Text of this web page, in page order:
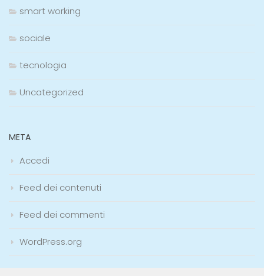
smart working
sociale
tecnologia
Uncategorized
META
Accedi
Feed dei contenuti
Feed dei commenti
WordPress.org